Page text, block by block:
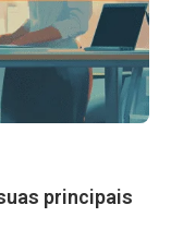
principais